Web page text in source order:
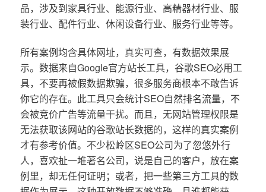
品，涉及到家具行业、能源行业、高精器材行业、服
装行业、配件行业、休闲设备行业、服务行业等等。
所有案例均含具体网址，真实可查，有数据效果展
示。数据来自Google官方站长工具，谷歌SEO必用工
具，不要再被假数据欺骗，很多服务商根本不敢告诉
你它的存在。此工具只会统计SEO自然排名流量，不
会被竞价广告等流量干扰。而且，无网站管理权限是
无法获取该网站的谷歌站长数据的，这样的真实案例
才有参考价值。不少松岭区SEO公司为了忽悠外行
人，喜欢扯一堆著名公司，说是自己的客户，放在案
例里，却无任何证明；或者，把一些第三方工具的数